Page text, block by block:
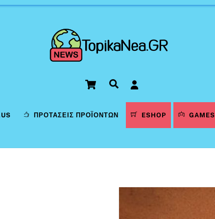
Cart Αναζήτηση
ΠΡΟΤΆΣΕΙΣ ΠΡΟΪΌΝΤΩΝ ESHOP GAMES